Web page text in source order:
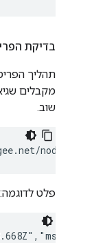
בדיקת
תהליך
מקבלים
שוב.
node-
פלט לדוגמה: